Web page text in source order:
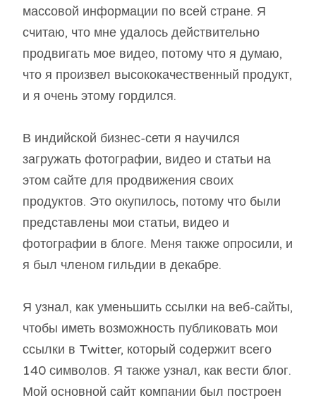
массовой информации по всей стране. Я
считаю, что мне удалось действительно
продвигать мое видео, потому что я думаю,
что я произвел высококачественный продукт,
и я очень этому гордился.
В индийской бизнес-сети я научился
загружать фотографии, видео и статьи на
этом сайте для продвижения своих
продуктов. Это окупилось, потому что были
представлены мои статьи, видео и
фотографии в блоге. Меня также опросили, и
я был членом гильдии в декабре.
Я узнал, как уменьшить ссылки на веб-сайты,
чтобы иметь возможность публиковать мои
ссылки в Twitter, который содержит всего
140 символов. Я также узнал, как вести блог.
Мой основной сайт компании был построен